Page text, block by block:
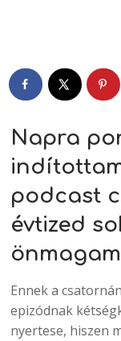
Napra
podcast
évtized
Ennek a
epizódnak
nyertese, hiszen